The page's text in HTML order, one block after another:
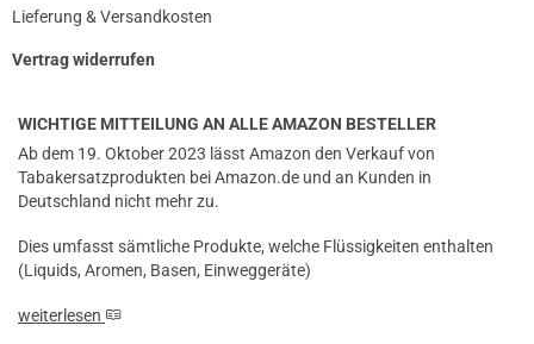
Lieferung & Versandkosten
Vertrag widerrufen
WICHTIGE MITTEILUNG AN ALLE AMAZON BESTELLER
Ab dem 19. Oktober 2023 lässt Amazon den Verkauf von
Tabakersatzprodukten bei Amazon.de und an Kunden in
Deutschland nicht mehr zu.
Dies umfasst sämtliche Produkte, welche Flüssigkeiten enthalten
(Liquids, Aromen, Basen, Einweggeräte)
weiterlesen